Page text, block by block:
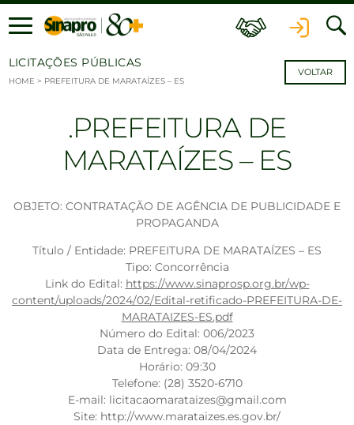
Ir para o conteúdo
LICITAÇÕES PÚBLICAS
HOME > PREFEITURA DE MARATAÍZES – ES
VOLTAR
PREFEITURA DE
MARATAÍZES – ES
OBJETO: CONTRATAÇÃO DE AGÊNCIA DE PUBLICIDADE E
PROPAGANDA
Título / Entidade: PREFEITURA DE MARATAÍZES – ES
Tipo: Concorrência
Link do Edital: https://www.sinaprosp.org.br/wp-
content/uploads/2024/02/Edital-retificado-PREFEITURA-DE-
MARATAIZES-ES.pdf
Número do Edital: 006/2023
Data de Entrega: 08/04/2024
Horário: 09:30
Telefone: (28) 3520-6710
E-mail: licitacaomarataizes@gmail.com
Site: http://www.marataizes.es.gov.br/